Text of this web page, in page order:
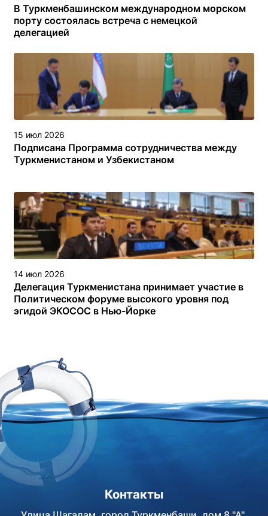
В Туркменбашинском международном морском
порту состоялась встреча с немецкой
делегацией
15 июл 2026
Подписана Программа сотрудничества между
Туркменистаном и Узбекистаном
14 июл 2026
Делегация Туркменистана принимает участие в
Политическом форуме высокого уровня под
эгидой ЭКОСОС в Нью-Йорке
Контакты